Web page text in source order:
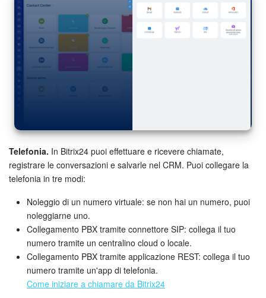
Domande generali
INIZIA GRATIS
Telefonia. In Bitrix24 puoi effettuare e ricevere chiamate,
registrare le conversazioni e salvarle nel CRM. Puoi collegare la
telefonia in tre modi:
Noleggio di un numero virtuale: se non hai un numero, puoi
noleggiarne uno.
Collegamento PBX tramite connettore SIP: collega il tuo
numero tramite un centralino cloud o locale.
Collegamento PBX tramite applicazione REST: collega il tuo
numero tramite un'app di telefonia.
Come iniziare a chiamare da Bitrix24